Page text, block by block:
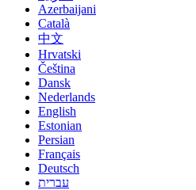
Azerbaijani
Català
中文
Hrvatski
Čeština
Dansk
Nederlands
English
Estonian
Persian
Français
Deutsch
עברית